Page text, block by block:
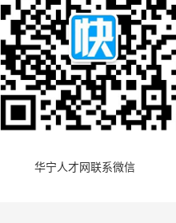
华宁人才网联系微信